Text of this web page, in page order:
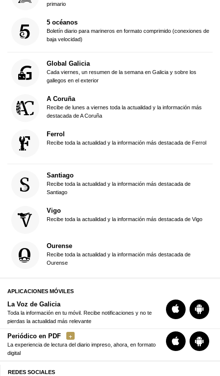
primario
5 océanos
Boletín diario para marineros en formato comprimido (conexiones de
baja velocidad)
Global Galicia
Cada viernes, un resumen de la semana en Galicia y sobre los
gallegos en el exterior
A Coruña
Recibe de lunes a viernes toda la actualidad y la información más
destacada de A Coruña
Ferrol
Recibe toda la actualidad y la información más destacada de Ferrol
Santiago
Recibe toda la actualidad y la información más destacada de
Santiago
Vigo
Recibe toda la actualidad y la información más destacada de Vigo
Ourense
Recibe toda la actualidad y la información más destacada de
Ourense
APLICACIONES MÓVILES
La Voz de Galicia
Toda la información en tu móvil. Recibe notificaciones y no te
pierdas la actualidad más relevante
Periódico en PDF
La experiencia de lectura del diario impreso, ahora, en formato
digital
REDES SOCIALES